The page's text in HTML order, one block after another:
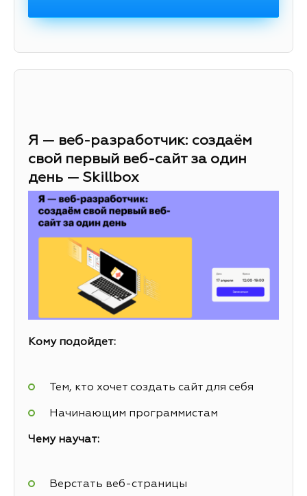
Я — веб-разработчик: создаём
свой первый веб-сайт за один
день — Skillbox
Кому подойдет:
Тем, кто хочет создать сайт для себя
Начинающим программистам
Чему научат:
Верстать веб-страницы